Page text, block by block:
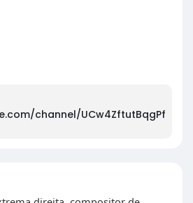
channel/UCw4ZftutBqgPf